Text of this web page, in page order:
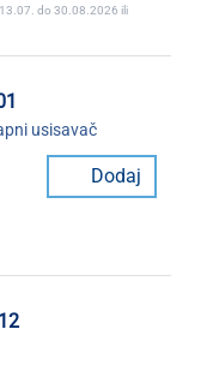
do 30.08.2026 ili
usisavač
Dodaj